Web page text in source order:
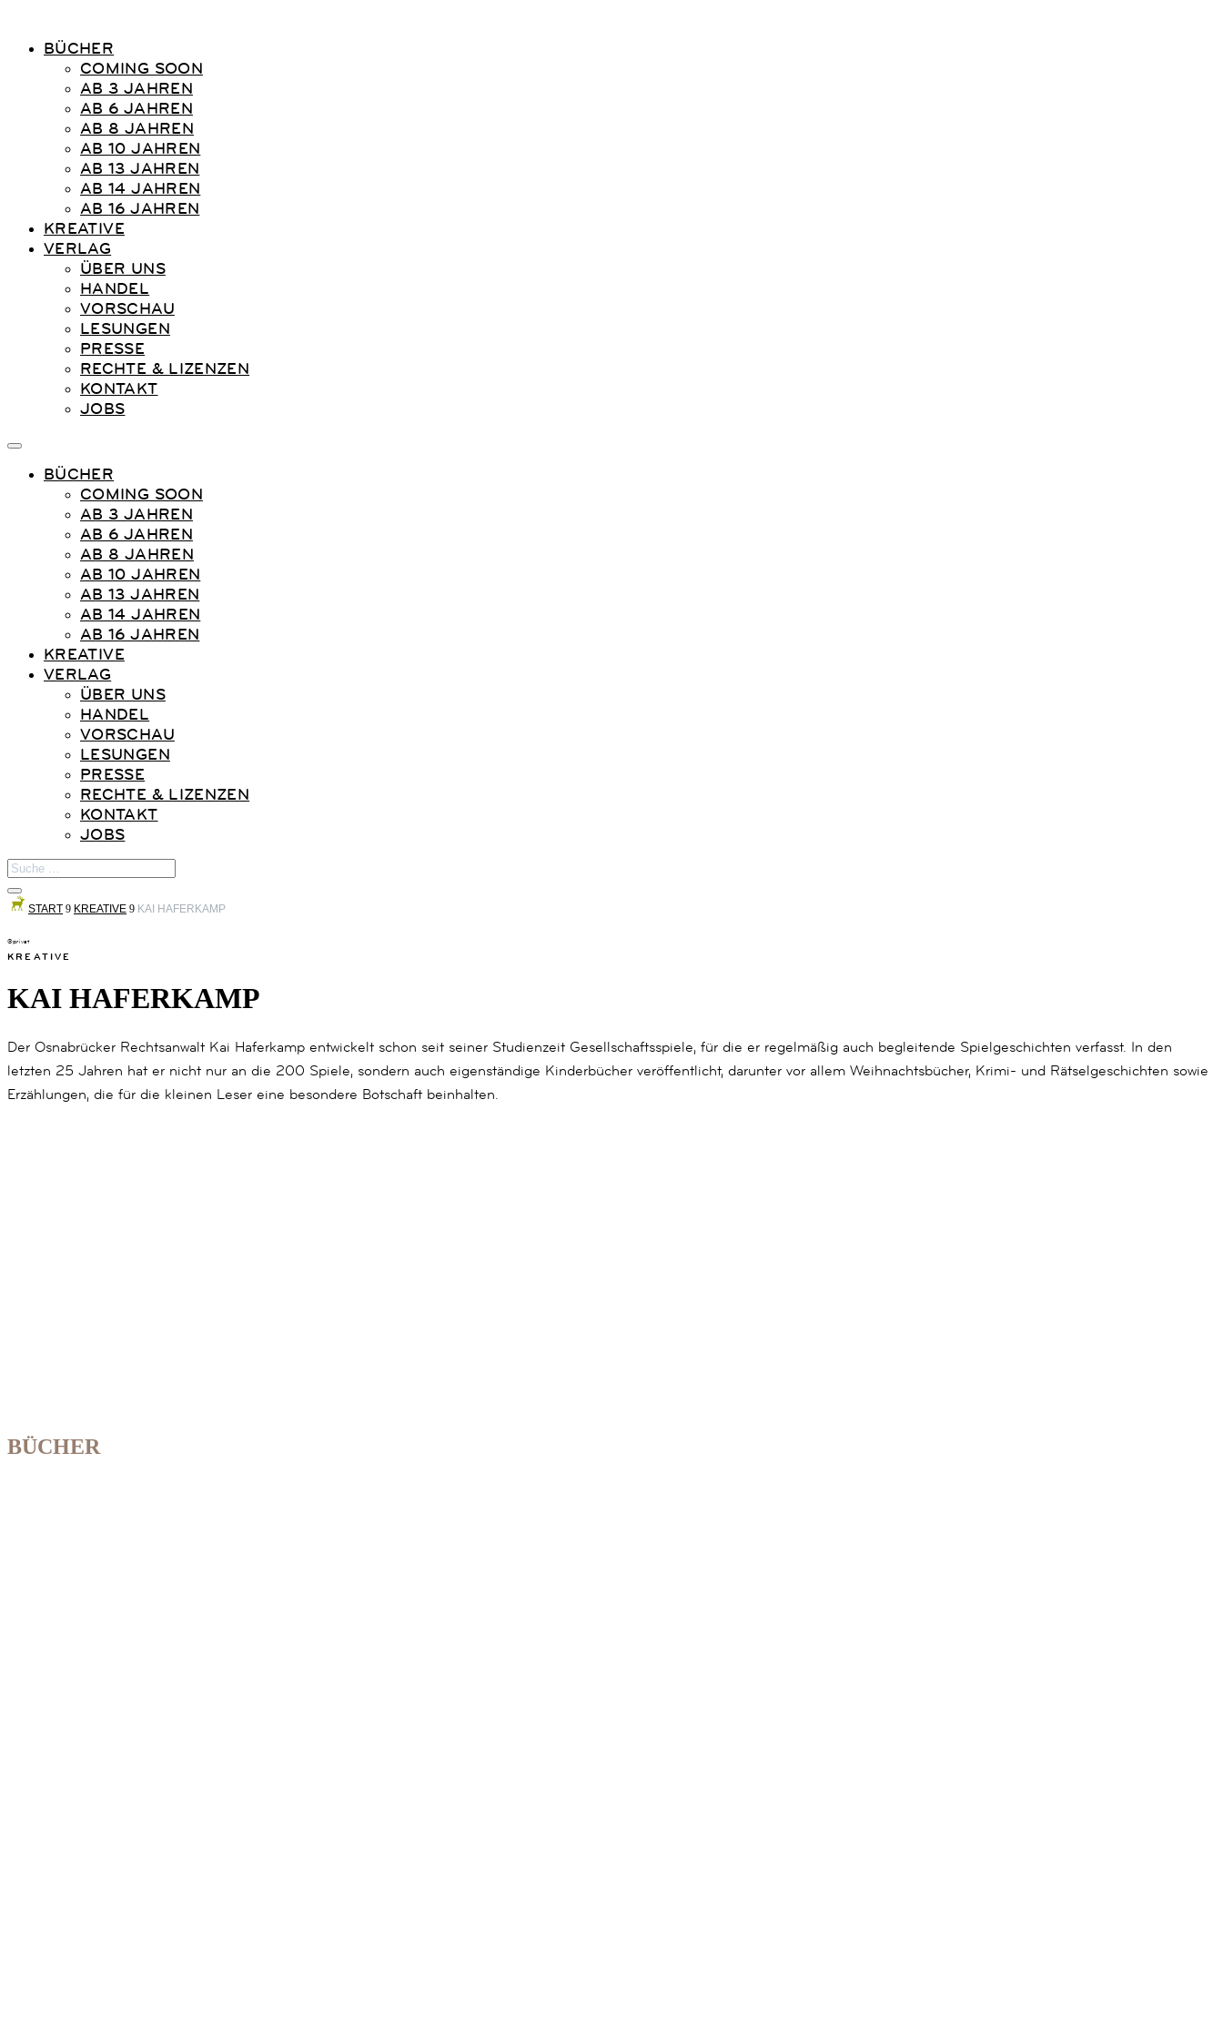
BÜCHER
COMING SOON
AB 3 JAHREN
AB 6 JAHREN
AB 8 JAHREN
AB 10 JAHREN
AB 13 JAHREN
AB 14 JAHREN
AB 16 JAHREN
KREATIVE
VERLAG
ÜBER UNS
HANDEL
VORSCHAU
LESUNGEN
PRESSE
RECHTE & LIZENZEN
KONTAKT
JOBS
BÜCHER
COMING SOON
AB 3 JAHREN
AB 6 JAHREN
AB 8 JAHREN
AB 10 JAHREN
AB 13 JAHREN
AB 14 JAHREN
AB 16 JAHREN
KREATIVE
VERLAG
ÜBER UNS
HANDEL
VORSCHAU
LESUNGEN
PRESSE
RECHTE & LIZENZEN
KONTAKT
JOBS
START 9 KREATIVE 9 KAI HAFERKAMP
©privat
KREATIVE
KAI HAFERKAMP
Der Osnabrücker Rechtsanwalt Kai Haferkamp entwickelt schon seit seiner Studienzeit Gesellschaftsspiele, für die er regelmäßig auch begleitende Spielgeschichten verfasst. In den
letzten 25 Jahren hat er nicht nur an die 200 Spiele, sondern auch eigenständige Kinderbücher veröffentlicht, darunter vor allem Weihnachtsbücher, Krimi- und Rätselgeschichten sowie
Erzählungen, die für die kleinen Leser eine besondere Botschaft beinhalten.
BÜCHER